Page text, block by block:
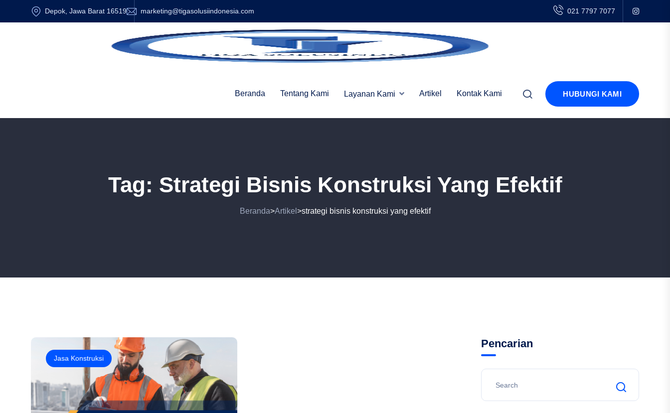
Depok, Jawa Barat 16519 marketing@tigasolusiindonesia.com 021 7797 7077
Beranda Tentang Kami Layanan Kami Artikel Kontak Kami HUBUNGI KAMI
Tag: Strategi Bisnis Konstruksi Yang Efektif
Beranda>Artikel >strategi bisnis konstruksi yang efektif
Jasa Konstruksi
Pencarian